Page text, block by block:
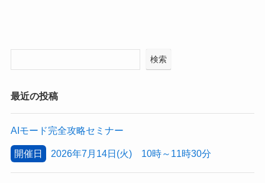
検索
最近の投稿
AIモード完全攻略セミナー
開催日 2026年7月14日(火) 10時～11時30分